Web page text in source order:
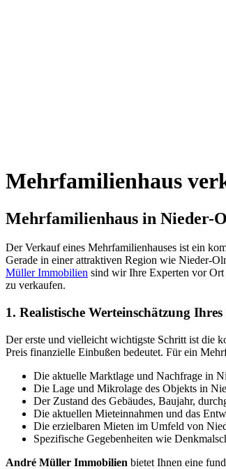
Mehrfamilienhaus
Mehrfamilienhaus in Nieder-
Der Verkauf eines Mehrfamilienhauses ist ein
Gerade in einer attraktiven Region wie Nieder-
Müller Immobilien sind wir Ihre Experten vor Ort
zu verkaufen.
1. Realistische Werteinschätzung
Der erste und vielleicht wichtigste Schritt ist die
Preis finanzielle Einbußen bedeutet. Für ein
Die aktuelle Marktlage und Nachfrage in
Die Lage und Mikrolage des Objekts in
Der Zustand des Gebäudes, Baujahr,
Die aktuellen Mieteinnahmen und das
Die erzielbaren Mieten im Umfeld von
Spezifische Gegebenheiten wie
André Müller Immobilien bietet Ihnen eine